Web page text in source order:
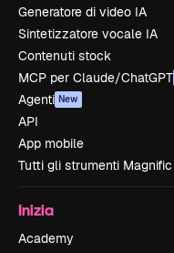
Generatore di video IA
Sintetizzatore vocale IA
Contenuti stock
MCP per Claude/ChatGPT
Agenti New
API
App mobile
Tutti gli strumenti Magnific
Inizia
Academy